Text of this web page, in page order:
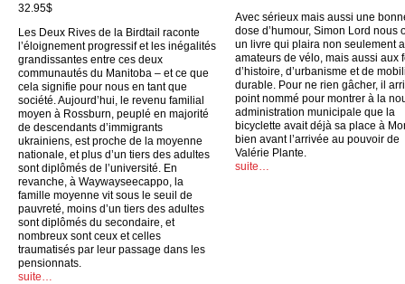
32.95$
Les Deux Rives de la Birdtail raconte
l’éloignement progressif et les inégalités
grandissantes entre ces deux
communautés du Manitoba – et ce que
cela signifie pour nous en tant que
société. Aujourd’hui, le revenu familial
moyen à Rossburn, peuplé en majorité
de descendants d’immigrants
ukrainiens, est proche de la moyenne
nationale, et plus d’un tiers des adultes
sont diplômés de l’université. En
revanche, à Waywayseecappo, la
famille moyenne vit sous le seuil de
pauvreté, moins d’un tiers des adultes
sont diplômés du secondaire, et
nombreux sont ceux et celles
traumatisés par leur passage dans les
pensionnats.
suite…
Avec sérieux mais aussi une
dose d’humour, Simon Lord nous
un livre qui plaira non seulement
amateurs de vélo, mais aussi aux
d’histoire, d’urbanisme et de
durable. Pour ne rien gâcher, il
point nommé pour montrer à la
administration municipale que la
bicyclette avait déjà sa place à
bien avant l’arrivée au pouvoir de
Valérie Plante.
suite…